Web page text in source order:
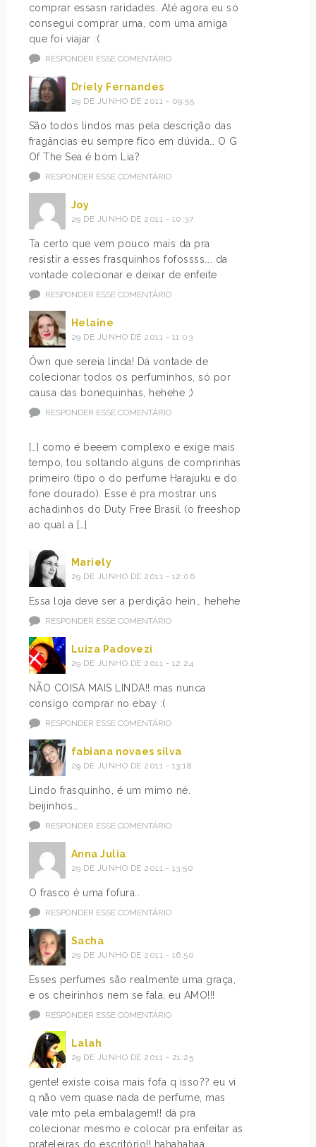
comprar essasn raridades. Até agora eu só
consegui comprar uma, com uma amiga
que foi viajar :(
RESPONDER ESSE COMENTÁRIO
Driely Fernandes
29 DE JUNHO DE 2011 - 09:55
São todos lindos mas pela descrição das
fragâncias eu sempre fico em dúvida… O G
Of The Sea é bom Lia?
RESPONDER ESSE COMENTÁRIO
Joy
29 DE JUNHO DE 2011 - 10:37
Ta certo que vem pouco mais da pra
resistir a esses frasquinhos fofossss…. da
vontade colecionar e deixar de enfeite
RESPONDER ESSE COMENTÁRIO
Helaine
29 DE JUNHO DE 2011 - 11:03
Ówn que sereia linda! Dá vontade de
colecionar todos os perfuminhos, só por
causa das bonequinhas, hehehe ;)
RESPONDER ESSE COMENTÁRIO
[…] como é beeem complexo e exige mais
tempo, tou soltando alguns de comprinhas
primeiro (tipo o do perfume Harajuku e do
fone dourado). Esse é pra mostrar uns
achadinhos do Duty Free Brasil (o freeshop
ao qual a […]
Mariely
29 DE JUNHO DE 2011 - 12:06
Essa loja deve ser a perdição hein… hehehe
RESPONDER ESSE COMENTÁRIO
Luiza Padovezi
29 DE JUNHO DE 2011 - 12:24
NÃO COISA MAIS LINDA!! mas nunca
consigo comprar no ebay :(
RESPONDER ESSE COMENTÁRIO
fabiana novaes silva
29 DE JUNHO DE 2011 - 13:18
Lindo frasquinho, é um mimo né.
beijinhos…
RESPONDER ESSE COMENTÁRIO
Anna Julia
29 DE JUNHO DE 2011 - 13:50
O frasco é uma fofura..
RESPONDER ESSE COMENTÁRIO
Sacha
29 DE JUNHO DE 2011 - 16:50
Esses perfumes são realmente uma graça,
e os cheirinhos nem se fala, eu AMO!!!
RESPONDER ESSE COMENTÁRIO
Lalah
29 DE JUNHO DE 2011 - 21:25
gente! existe coisa mais fofa q isso?? eu vi
q não vem quase nada de perfume, mas
vale mto pela embalagem!! dá pra
colecionar mesmo e colocar pra enfeitar as
prateleiras do escritório!! hahahahaa